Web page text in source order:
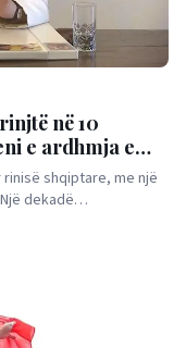
në 10
e ardhmja e
shqiptare, me një
dekadë…